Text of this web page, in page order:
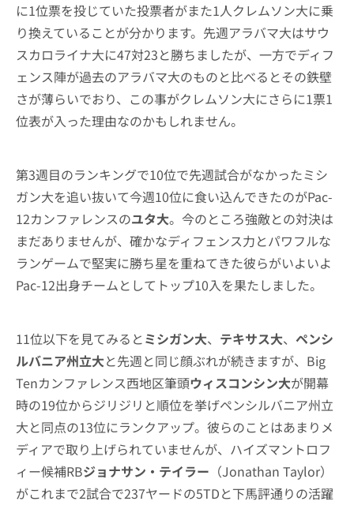
に1位票を投じていた投票者がまた1人クレムソン大に乗
り換えていることが分かります。先週アラバマ大はサウ
スカロライナ大に47対23と勝ちましたが、一方でディフ
ェンス陣が過去のアラバマ大のものと比べるとその鉄壁
さが薄らいでおり、この事がクレムソン大にさらに1票1
位表が入った理由なのかもしれません。
第3週目のランキングで10位で先週試合がなかったミシ
ガン大を追い抜いて今週10位に食い込んできたのがPac-
12カンファレンスのユタ大。今のところ強敵との対決は
まだありませんが、確かなディフェンス力とパワフルな
ランゲームで堅実に勝ち星を重ねてきた彼らがいよいよ
Pac-12出身チームとしてトップ10入を果たしました。
11位以下を見てみるとミシガン大、 テキサス大、 ペンシ
ルバニア州立大と先週と同じ顔ぶれが続きますが、Big
Tenカンファレンス西地区筆頭ウィスコンシン大が開幕
時の19位からジリジリと順位を挙げペンシルバニア州立
大と同点の13位にランクアップ。彼らのことはあまりメ
ディアで取り上げられていませんが、ハイズマントロフ
ィー候補RBジョナサン・テイラー （Jonathan Taylor）
がこれまで2試合で237ヤードの5TDと下馬評通りの活躍